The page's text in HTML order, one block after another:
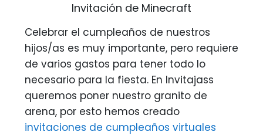
Invitación de Minecraft
Celebrar el cumpleaños de nuestros
hijos/as es muy importante, pero requiere
de varios gastos para tener todo lo
necesario para la fiesta. En Invitajass
queremos poner nuestro granito de
arena, por esto hemos creado
invitaciones de cumpleaños virtuales